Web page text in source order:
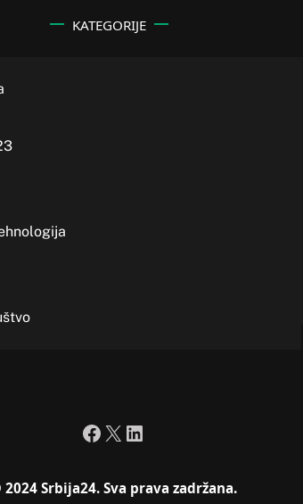
KATEGORIJE
Facebook
X LinkedIn
Srbija24. Sva prava zadržana.